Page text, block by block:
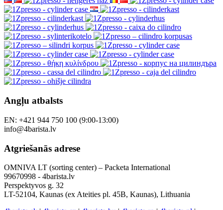
Angļu atbalsts
EN: +421 944 750 100 (9:00-13:00)
info@4barista.lv
Atgriešanās adrese
OMNIVA LT (sorting center) – Packeta International
99670998 - 4barista.lv
Perspektyvos g. 32
LT-52104, Kaunas (ex Ateities pl. 45B, Kaunas), Lithuania